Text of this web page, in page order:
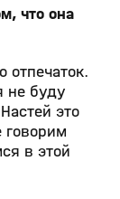
что она
не буду
это
в этой